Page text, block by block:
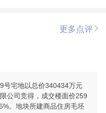
更多点评
号宅地以总价340434万元
公司竞得，成交楼面价259
。地块所建商品住房毛坯